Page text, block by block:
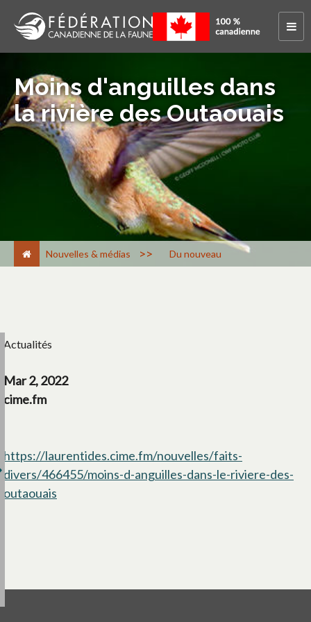
Moins d'anguilles dans
la rivière des Outaouais
Nouvelles & médias > Du nouveau
Actualités
Mar 2, 2022
cime.fm
https://laurentides.cime.fm/nouvelles/faits-
divers/466455/moins-d-anguilles-dans-le-riviere-des-
outaouais